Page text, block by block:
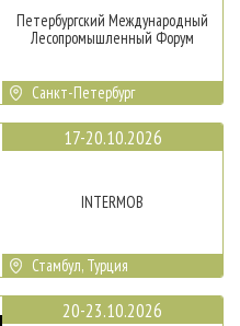
Петербургский Международный
Лесопромышленный Форум
Санкт-Петербург
17-20.10.2026
INTERMOB
Стамбул, Турция
20-23.10.2026